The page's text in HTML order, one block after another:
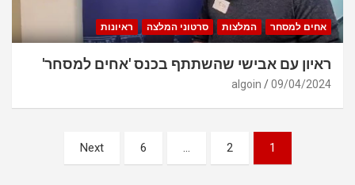
אחים למסחר המלצות סרטוני המלצה ראיונות
ראיון עם אבישי שהשתתף בכנס 'אחים למסחר'
09/04/2024
algoin
1
2
…
6
Next